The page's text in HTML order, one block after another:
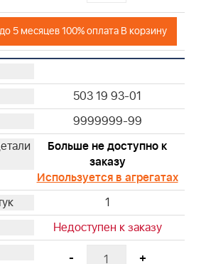
5 месяцев 100% оплата В корзину
503 19 93-01
9999999-99
Больше не доступно к
заказу
Используется в агрегатах
1
Недоступен к заказу
-
+